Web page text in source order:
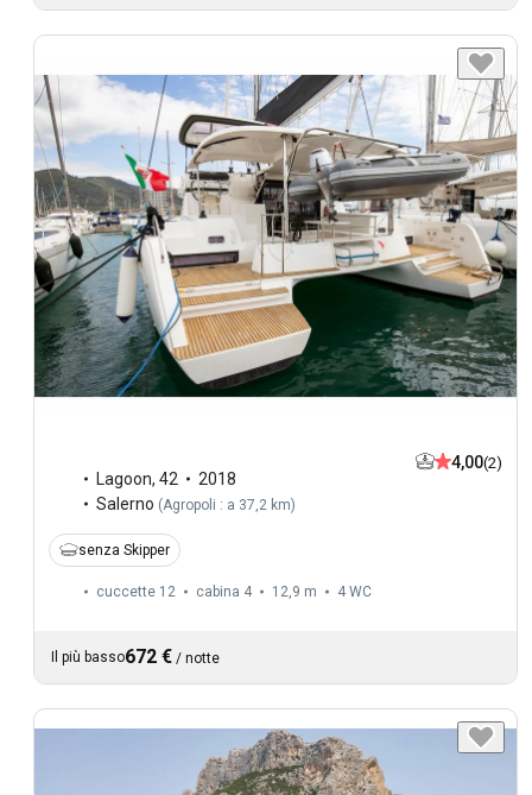
Lagoon, 42
2018
Salerno (Agropoli : a 37,2 km)
4,00(2)
senza Skipper
cuccette 12 cabina 4 12,9 m 4 WC
Il più basso672 € / notte